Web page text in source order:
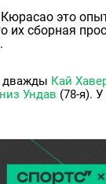
это
сборная
дважды Кай
Ундав (78-я).